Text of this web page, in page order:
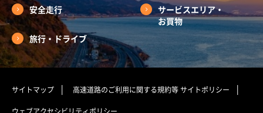
安全走行
サービスエリア・
お買物
旅行・ドライブ
サイトマップ 高速道路のご利用に関する規約等サイトポリシー